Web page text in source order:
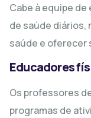
Cabe à equipe
de saúde diários,
saúde e oferecer
Educadores
Os professores
programas de